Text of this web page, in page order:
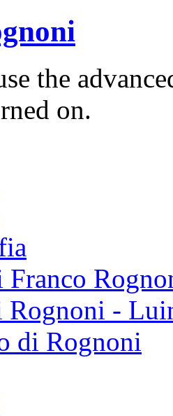
the
on.
Franco
Rognoni -
di Rognoni